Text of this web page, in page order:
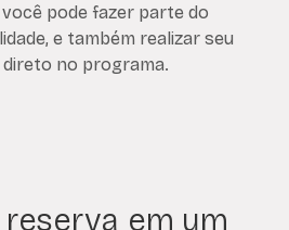
você pode fazer parte do
e também realizar seu
no programa.
em um